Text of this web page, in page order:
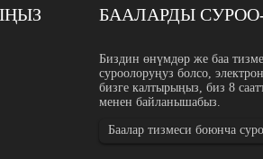
БААЛАРДЫ
Биздин өнүмдөр же баа
суроолоруңуз болсо,
бизге калтырыңыз, биз 8
менен байланышабыз.
Баалар тизмеси боюнча
ASTM, EN, DIN жана JIS стабилизаторлорун
Киришүү ASTM, EN, DIN жана JIS дат
класстарды конвертациялоо үчүн, сатып
химиялык курамын, продуктунун